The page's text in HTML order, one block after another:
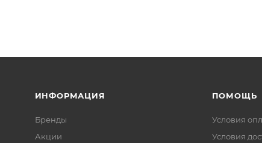
ИНФОРМАЦИЯ
Бренды
Акции
ПОМОЩЬ
Условия
Условия